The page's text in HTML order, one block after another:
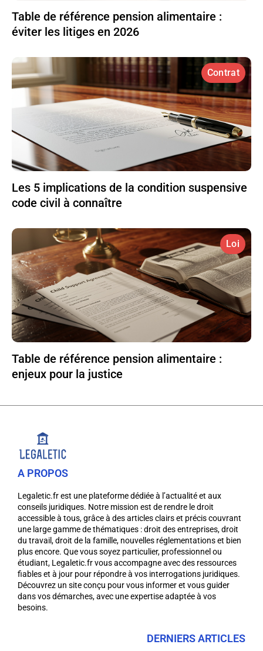
Table de référence pension alimentaire :
éviter les litiges en 2026
Contrat
Les 5 implications de la condition suspensive
code civil à connaître
Loi
Table de référence pension alimentaire :
enjeux pour la justice
A PROPOS
Legaletic.fr est une plateforme dédiée à l’actualité et aux
conseils juridiques. Notre mission est de rendre le droit
accessible à tous, grâce à des articles clairs et précis couvrant
une large gamme de thématiques : droit des entreprises, droit
du travail, droit de la famille, nouvelles réglementations et bien
plus encore. Que vous soyez particulier, professionnel ou
étudiant, Legaletic.fr vous accompagne avec des ressources
fiables et à jour pour répondre à vos interrogations juridiques.
Découvrez un site conçu pour vous informer et vous guider
dans vos démarches, avec une expertise adaptée à vos
besoins.
DERNIERS ARTICLES